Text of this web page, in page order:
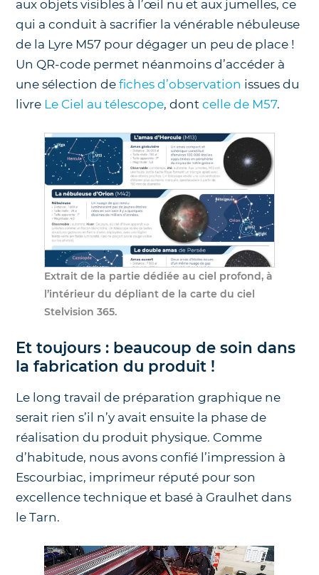
aux objets visibles à l’œil nu et aux jumelles, ce
qui a conduit à sacrifier la vénérable nébuleuse
de la Lyre M57 pour dégager un peu de place !
Un QR-code permet néanmoins d’accéder à
une sélection defiches d’observation issues du
livre Le Ciel au télescope, dontcelle de M57.
Extrait de la partie dédiée au ciel profond, à
l’intérieur du dépliant de la carte du ciel
Stelvision 365.
Et toujours : beaucoup de soin dans
la fabrication du produit !
Le long travail de préparation graphique ne
serait rien s’il n’y avait ensuite la phase de
réalisation du produit physique. Comme
d’habitude, nous avons confié l’impression à
Escourbiac, imprimeur réputé pour son
excellence technique et basé à Graulhet dans
le Tarn.